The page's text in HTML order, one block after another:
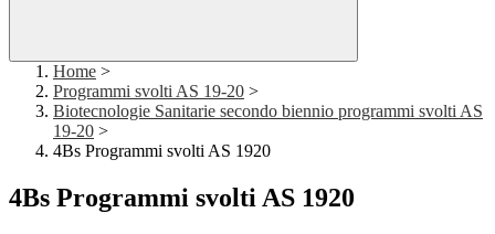
Home >
Programmi svolti AS 19-20 >
Biotecnologie Sanitarie secondo biennio programmi svolti AS
19-20 >
4Bs Programmi svolti AS 1920
4Bs Programmi svolti AS 1920